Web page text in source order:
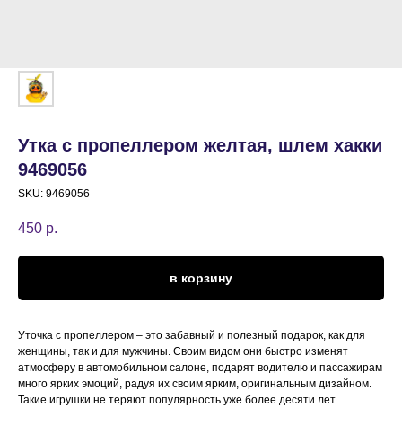
Утка с пропеллером желтая, шлем хакки
9469056
SKU: 9469056
450 р.
в корзину
Уточка с пропеллером – это забавный и полезный подарок, как для
женщины, так и для мужчины. Своим видом они быстро изменят
атмосферу в автомобильном салоне, подарят водителю и пассажирам
много ярких эмоций, радуя их своим ярким, оригинальным дизайном.
Такие игрушки не теряют популярность уже более десяти лет.